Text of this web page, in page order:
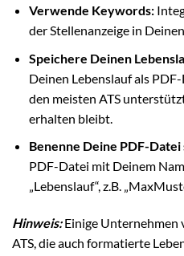
Verwende Keywords:
der Stellenanzeige in
Speichere Deinen
Deinen Lebenslauf als
den meisten ATS
erhalten bleibt.
Benenne Deine PDF-
PDF-Datei mit Deinem
„Lebenslauf“, z.B.
Hinweis:Einige Unternehmen
ATS, die auch formatierte